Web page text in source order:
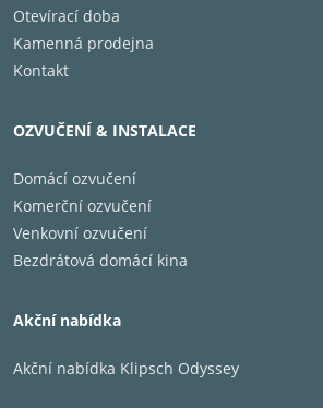
Otevírací doba
Kamenná prodejna
Kontakt
OZVUČENÍ & INSTALACE
Domácí ozvučení
Komerční ozvučení
Venkovní ozvučení
Bezdrátová domácí kina
Akční nabídka
Akční nabídka Klipsch Odyssey